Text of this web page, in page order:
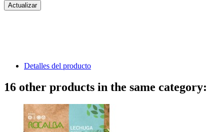
Detalles del producto
16 other products in the same category: